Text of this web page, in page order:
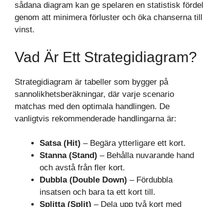
sådana diagram kan ge spelaren en statistisk fördel
genom att minimera förluster och öka chanserna till
vinst.
Vad Är Ett Strategidiagram?
Strategidiagram är tabeller som bygger på
sannolikhetsberäkningar, där varje scenario
matchas med den optimala handlingen. De
vanligtvis rekommenderade handlingarna är:
Satsa (Hit) – Begära ytterligare ett kort.
Stanna (Stand) – Behålla nuvarande hand
och avstå från fler kort.
Dubbla (Double Down) – Fördubbla
insatsen och bara ta ett kort till.
Splitta (Split) – Dela upp två kort med